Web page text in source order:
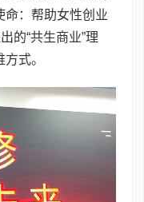
命：帮助女性创业
的“共生商业”理
式。